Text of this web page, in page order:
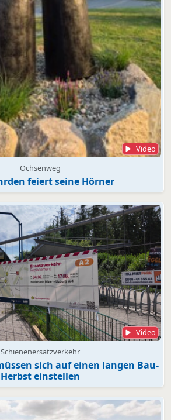
Video
Ochsenweg
feiert seine Hörner
Video
Schienenersatzverkehr
sich auf einen langen Bau-
Herbst einstellen